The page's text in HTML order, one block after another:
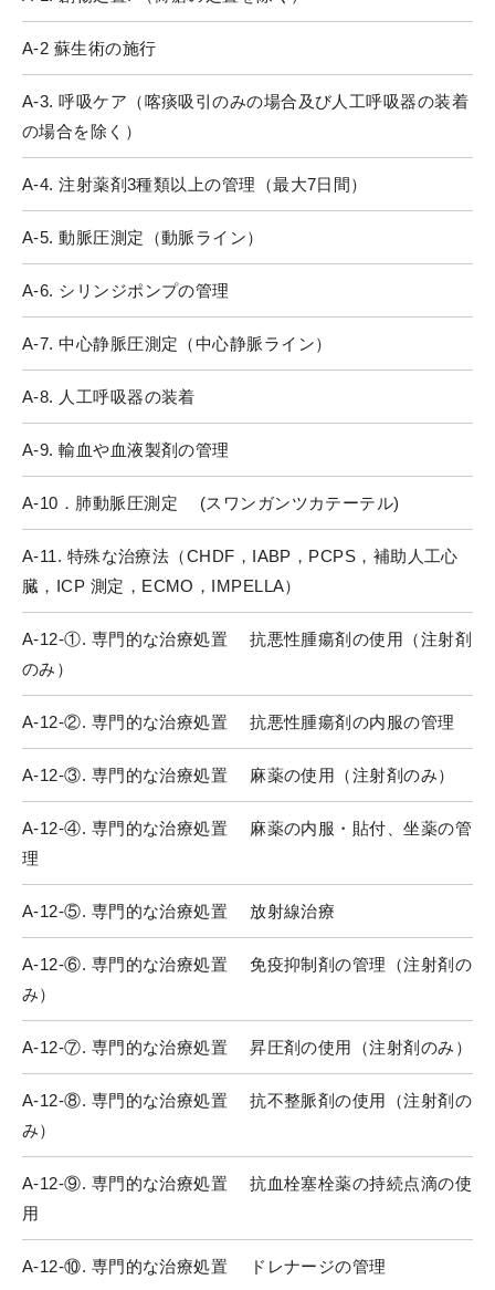
A-2 蘇生術の施行
A-3. 呼吸ケア（喀痰吸引のみの場合及び人工呼吸器の装着
の場合を除く）
A-4. 注射薬剤3種類以上の管理（最大7日間）
A-5. 動脈圧測定（動脈ライン）
A-6. シリンジポンプの管理
A-7. 中心静脈圧測定（中心静脈ライン）
A-8. 人工呼吸器の装着
A-9. 輸血や血液製剤の管理
A-10．肺動脈圧測定 (スワンガンツカテーテル)
A-11. 特殊な治療法（CHDF，IABP，PCPS，補助人工心
臓，ICP 測定，ECMO，IMPELLA）
A-12-①. 専門的な治療処置 抗悪性腫瘍剤の使用（注射剤
のみ）
A-12-②. 専門的な治療処置 抗悪性腫瘍剤の内服の管理
A-12-③. 専門的な治療処置 麻薬の使用（注射剤のみ）
A-12-④. 専門的な治療処置 麻薬の内服・貼付、坐薬の管
理
A-12-⑤. 専門的な治療処置 放射線治療
A-12-⑥. 専門的な治療処置 免疫抑制剤の管理（注射剤の
み）
A-12-⑦. 専門的な治療処置 昇圧剤の使用（注射剤のみ）
A-12-⑧. 専門的な治療処置 抗不整脈剤の使用（注射剤の
み）
A-12-⑨. 専門的な治療処置 抗血栓塞栓薬の持続点滴の使
用
A-12-⑩. 専門的な治療処置 ドレナージの管理